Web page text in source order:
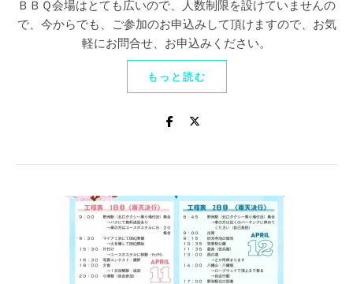
ＢＢＱ会場はとても広いので、人数制限を設けていませんの
で、今からでも、ご参加のお申込みして頂けますので、お気
軽にお問合せ、お申込みください。
もっと読む